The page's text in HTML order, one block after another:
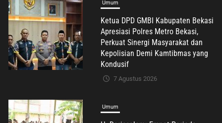
Umum
H. Darissalam: Empat Periode
Kepercayaan kepada Putih Sari
Bukti Nyata Pengabdian untuk
Masyarakat
7 Agustus 2026